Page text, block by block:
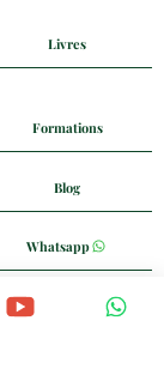
Livres
Formations
Blog
Whatsapp
+33 6 24 58 90 74